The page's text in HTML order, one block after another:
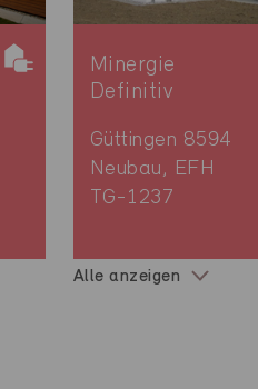
Minergie
Definitiv
Güttingen 8594
Neubau, EFH
TG-1237
Alle anzeigen